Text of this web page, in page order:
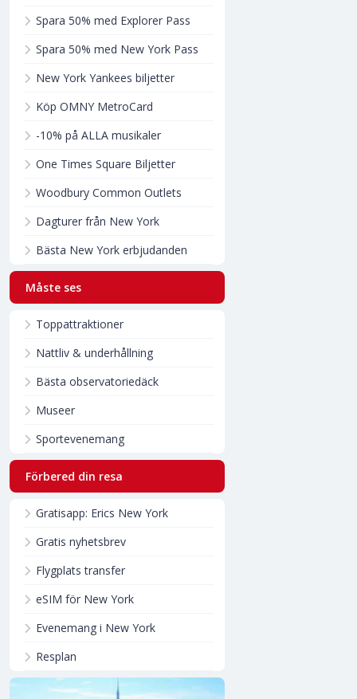
Spara 50% med Explorer Pass
Spara 50% med New York Pass
New York Yankees biljetter
Köp OMNY MetroCard
-10% på ALLA musikaler
One Times Square Biljetter
Woodbury Common Outlets
Dagturer från New York
Bästa New York erbjudanden
Måste ses
Toppattraktioner
Nattliv & underhållning
Bästa observatoriedäck
Museer
Sportevenemang
Förbered din resa
Gratisapp: Erics New York
Gratis nyhetsbrev
Flygplats transfer
eSIM för New York
Evenemang i New York
Resplan